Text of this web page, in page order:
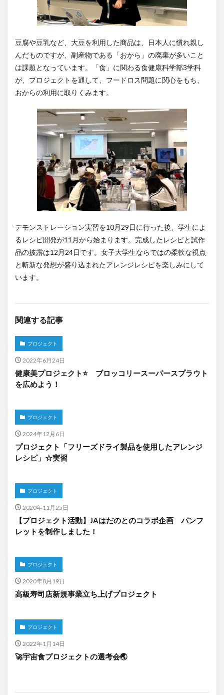
豆腐や豆乳など、大豆を利用した商品は、日本人に慣れ親し
んだものですが、副産物である「おから」の廃棄が多いこと
は課題となっています。「食」に関わる食健康科学部3学科
が、プロジェクトを通して、フードロス問題に関心をもち、
おからの利用に取りくみます。
デモンストレーション実習を10月29日に行った後、学生によ
るレシピ開発が11月から始まります。完成したレシピと試作
品の披露は12月24日です。女子大学生ならではの柔軟な視点
と斬新な発想が盛り込まれたアレンジレシピを楽しみにして
います。
関連する記事
プロジェクト
2022年6月24日
健康美プロジェクト⭐ ブロッコリースーパースプラウト
を広めよう！
プロジェクト
2024年12月6日
プロジェクト「フリーズドライ製品を使用したアレンジ
レシピ」☆実習
プロジェクト
2020年11月25日
【プロジェクト活動】JAはだのとのコラボ企画 パンフ
レットを制作しました！
プロジェクト
2020年8月19日
高級寿司店新規事業立ち上げプロジェクト
プロジェクト
2022年1月14日
🚀宇宙食プロジェクトの選考会🌏